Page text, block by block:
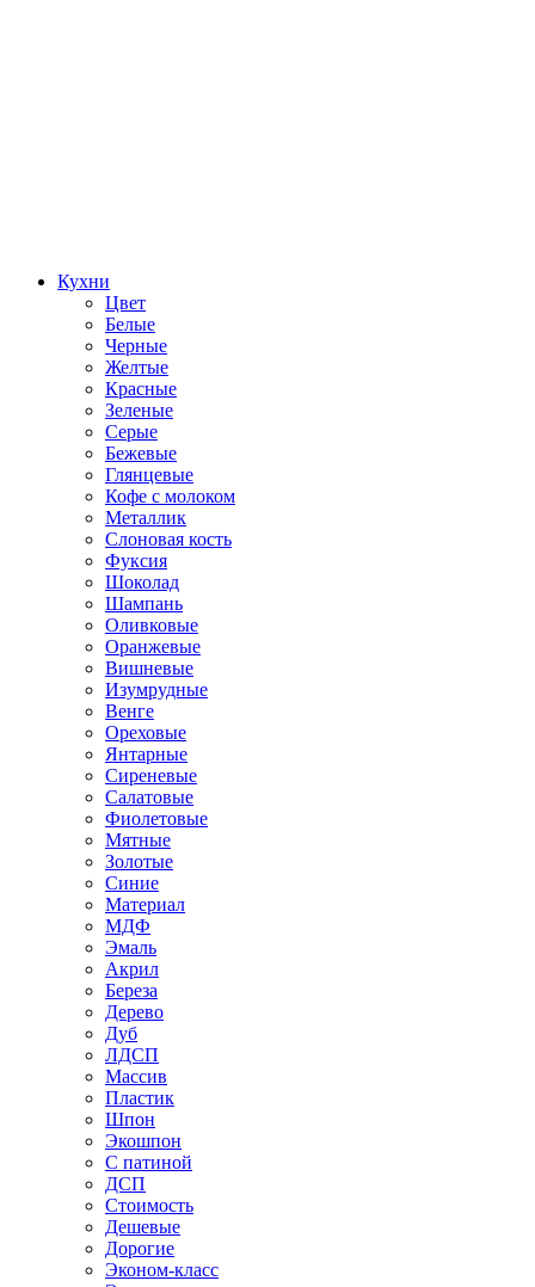
Кухни
Цвет
Белые
Черные
Желтые
Красные
Зеленые
Серые
Бежевые
Глянцевые
Кофе с молоком
Металлик
Слоновая кость
Фуксия
Шоколад
Шампань
Оливковые
Оранжевые
Вишневые
Изумрудные
Венге
Ореховые
Янтарные
Сиреневые
Салатовые
Фиолетовые
Мятные
Золотые
Синие
Материал
МДФ
Эмаль
Акрил
Береза
Дерево
Дуб
ЛДСП
Массив
Пластик
Шпон
Экошпон
С патиной
ДСП
Стоимость
Дешевые
Дорогие
Эконом-класс